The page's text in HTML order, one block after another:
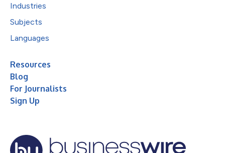
Industries
Subjects
Languages
Resources
Blog
For Journalists
Sign Up